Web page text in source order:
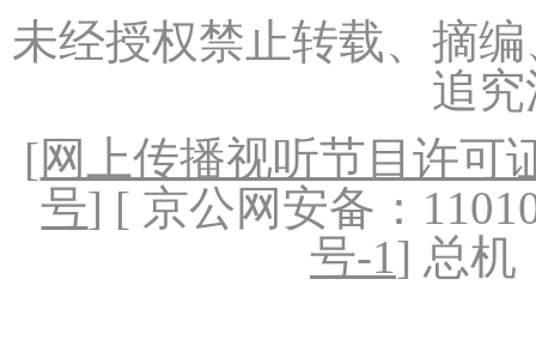
未经授权禁止转载、摘
追
[网上传播视听节目许可
号] [ 京公网安备：
号-1] 总机